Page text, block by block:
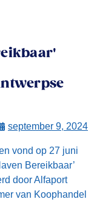
september 9, 2024
vond op 27 juni
Bereikbaar’
door Alfaport
van Koophandel